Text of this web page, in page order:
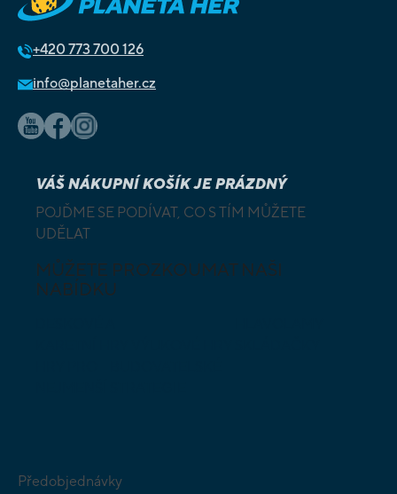
+420 773 700 126
info@planetaher.cz
VÁŠ NÁKUPNÍ KOŠÍK JE PRÁZDNÝ
POJĎME SE PODÍVAT, CO S TÍM MŮŽETE
UDĚLAT
MŮŽETE PROZKOUMAT NAŠI
NABÍDKU
Předobjednávky